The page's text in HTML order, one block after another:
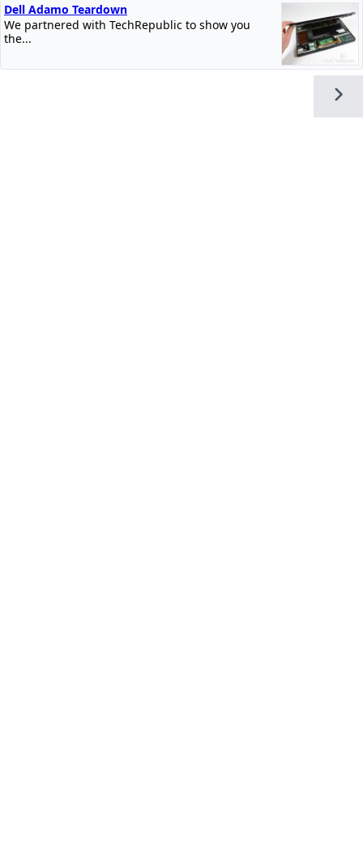
Dell Adamo Teardown
We partnered with TechRepublic to show you
the...